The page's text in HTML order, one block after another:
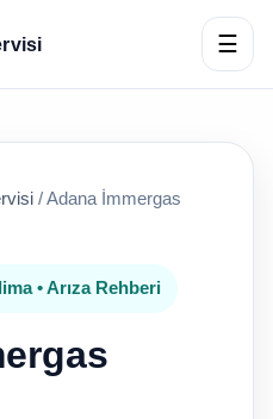
☰
/Adana İmmergas
• Arıza Rehberi